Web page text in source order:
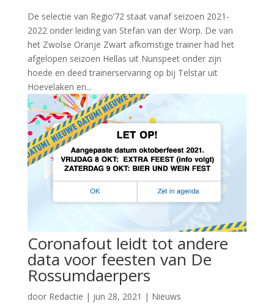
De selectie van Regio’72 staat vanaf seizoen 2021-
2022 onder leiding van Stefan van der Worp. De van
het Zwolse Oranje Zwart afkomstige trainer had het
afgelopen seizoen Hellas uit Nunspeet onder zijn
hoede en deed trainerservaring op bij Telstar uit
Hoevelaken en...
Coronafout leidt tot andere
data voor feesten van De
Rossumdaerpers
door Redactie | jun 28, 2021 | Nieuws